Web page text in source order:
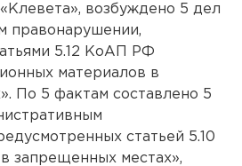
возбуждено 5 дел
правонарушении,
5.12 КоАП РФ
материалов в
По 5 фактам составлено 5
статьей 5.10
запрещенных местах»,